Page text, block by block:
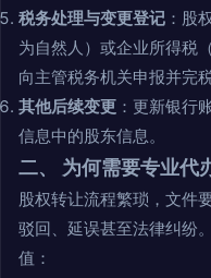
税务处理与变更登记 ：股
为自然人）或企业所得税
向主管税务机关申报并完
其他后续变更 ：更新银行
信息中的股东信息。
二、 为何需要专业代
股权转让流程繁琐，文件
驳回、延误甚至法律纠纷
值：